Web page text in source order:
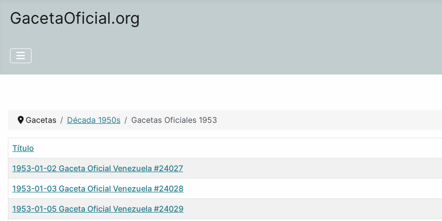
GacetaOficial.org
Gacetas Década 1950s Gacetas Oficiales 1953
Título
1953-01-02 Gaceta Oficial Venezuela #24027
1953-01-03 Gaceta Oficial Venezuela #24028
1953-01-05 Gaceta Oficial Venezuela #24029